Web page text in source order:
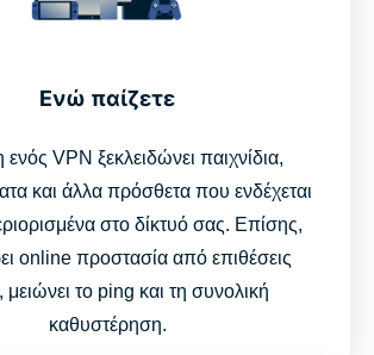
Ενώ παίζετε
VPN ξεκλειδώνει παιχνίδια,
και άλλα πρόσθετα που ενδέχεται
στο δίκτυό σας. Επίσης,
online προστασία από επιθέσεις
το ping και τη συνολική
καθυστέρηση.